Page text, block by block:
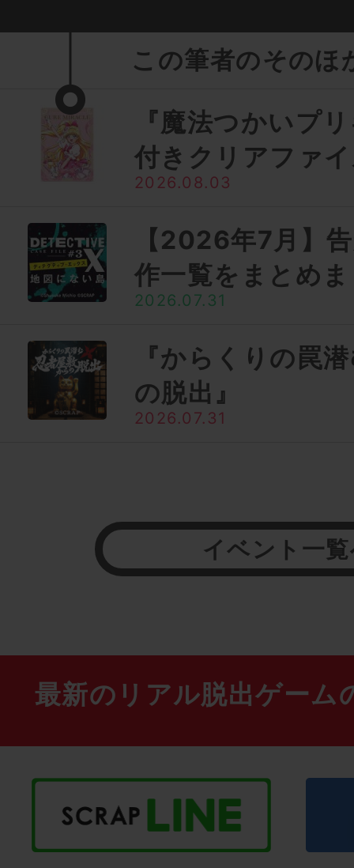
この筆者のそのほ
『魔法つかいプ
付きクリアファ
2026.08.03
【2026年7月】
作一覧をまとめ
2026.07.31
『からくりの罠
の脱出』
2026.07.31
イベント一
最新のリアル脱出ゲーム